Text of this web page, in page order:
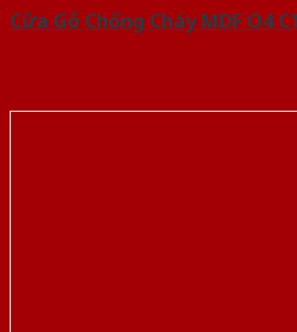
Cửa Gỗ Chống Cháy MDF O4